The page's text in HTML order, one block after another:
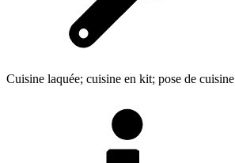
Cuisine laquée; cuisine en kit; pose de cuisine